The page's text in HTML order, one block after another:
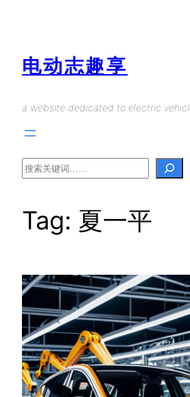
电动志趣享
a website dedicated to electric
Search
Tag: 夏一平